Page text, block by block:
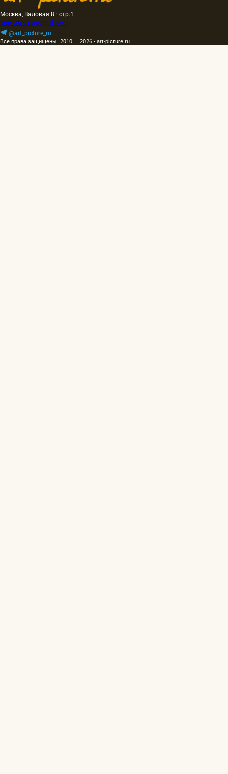
Москва, Валовая 8 · стр.1
artpicture.ru@gmail.com
@art_picture_ru
Все права защищены. 2010 — 2026 · art-picture.ru